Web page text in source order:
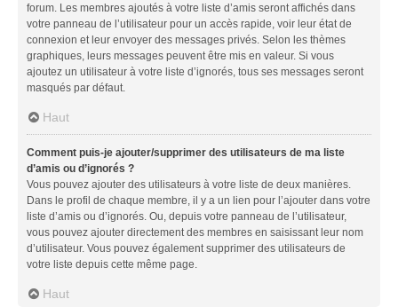
forum. Les membres ajoutés à votre liste d’amis seront affichés dans
votre panneau de l’utilisateur pour un accès rapide, voir leur état de
connexion et leur envoyer des messages privés. Selon les thèmes
graphiques, leurs messages peuvent être mis en valeur. Si vous
ajoutez un utilisateur à votre liste d’ignorés, tous ses messages seront
masqués par défaut.
Haut
Comment puis-je ajouter/supprimer des utilisateurs de ma liste
d’amis ou d’ignorés ?
Vous pouvez ajouter des utilisateurs à votre liste de deux manières.
Dans le profil de chaque membre, il y a un lien pour l’ajouter dans votre
liste d’amis ou d’ignorés. Ou, depuis votre panneau de l’utilisateur,
vous pouvez ajouter directement des membres en saisissant leur nom
d’utilisateur. Vous pouvez également supprimer des utilisateurs de
votre liste depuis cette même page.
Haut